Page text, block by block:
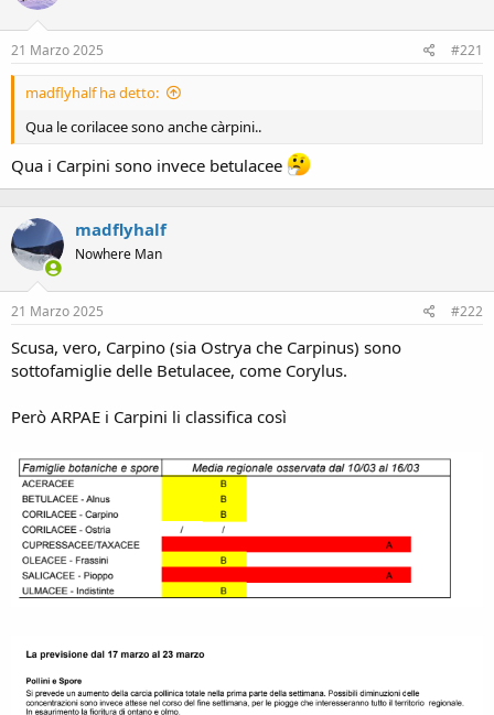
21 Marzo 2025 #221
madflyhalf ha detto:
Qua le corilacee sono anche càrpini..
Qua i Carpini sono invece betulacee
madflyhalf
Nowhere Man
21 Marzo 2025 #222
Scusa, vero, Carpino (sia Ostrya che Carpinus) sono
sottofamiglie delle Betulacee, come Corylus.
Però ARPAE i Carpini li classifica così